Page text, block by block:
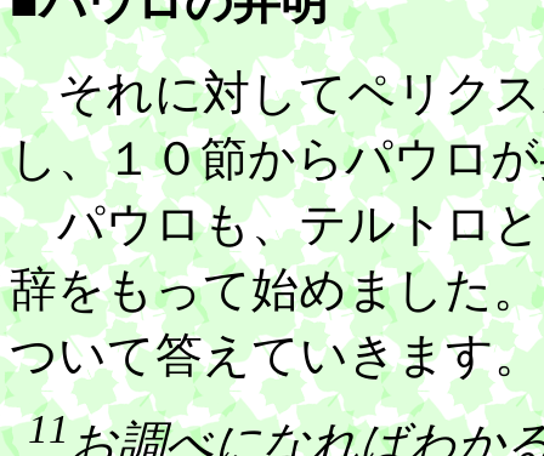
それに対してペリクス
し、１０節からパウロ
パウロも、テルトロと
辞をもって始めました
ついて答えていきます。
11お調べになればわか